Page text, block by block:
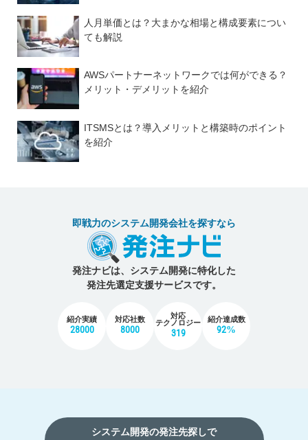
人月単価とは？大まかな相場と構成要素につい
ても解説
AWSパートナーネットワークでは何ができる？
メリット・デメリットを紹介
ITSMSとは？導入メリットと構築時のポイント
を紹介
即戦力のシステム開発会社を探すなら
発注ナビは、システム開発に特化した
発注先選定支援サービスです。
紹介実績
28000
対応社数
8000
対応
テクノロジー
319
紹介達成数
92%
システム開発の発注先探しで